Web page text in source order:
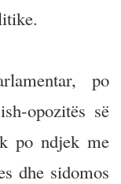
po
opozitës së
po ndjek me
dhe sidomos